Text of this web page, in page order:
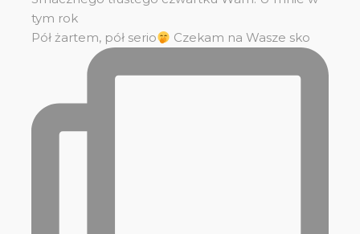
tym rok
Pół żartem, pół serio
Czekam na Wasze sko